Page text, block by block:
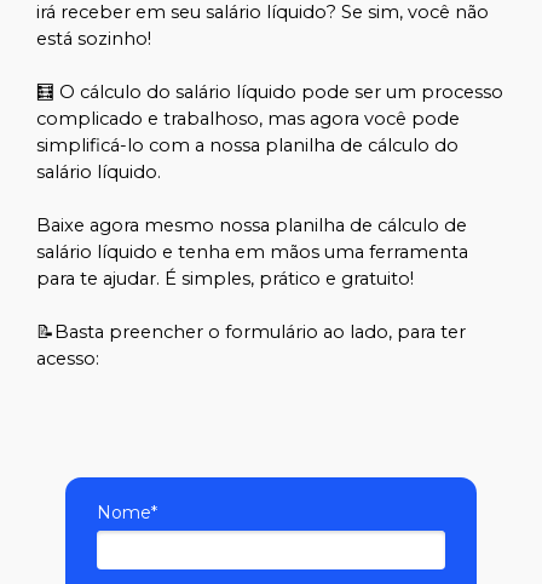
irá receber em seu salário líquido? Se sim, você não
está sozinho!
🧮 O cálculo do salário líquido pode ser um processo
complicado e trabalhoso, mas agora você pode
simplificá-lo com a nossa planilha de cálculo do
salário líquido.
Baixe agora mesmo nossa planilha de cálculo de
salário líquido e tenha em mãos uma ferramenta
para te ajudar. É simples, prático e gratuito!
📝Basta preencher o formulário ao lado, para ter
acesso:
Nome*